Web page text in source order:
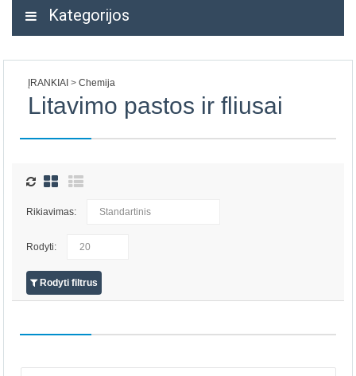
Kategorijos
ĮRANKIAI Chemija
Litavimo pastos ir fliusai
Rikiavimas:
Rodyti:
Rodyti filtrus